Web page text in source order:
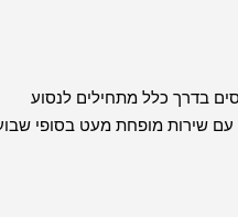
בדרך כלל מתחילים לנסוע
מסביבות השעה 6:00 בבוקר ועד חצות גם כן, עם שירות מופחת מעט בסופי